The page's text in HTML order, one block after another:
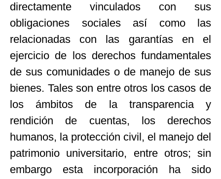
directamente vinculados con sus
obligaciones sociales así como las
relacionadas con las garantías en el
ejercicio de los derechos fundamentales
de sus comunidades o de manejo de sus
bienes. Tales son entre otros los casos de
los ámbitos de la transparencia y
rendición de cuentas, los derechos
humanos, la protección civil, el manejo del
patrimonio universitario, entre otros; sin
embargo esta incorporación ha sido